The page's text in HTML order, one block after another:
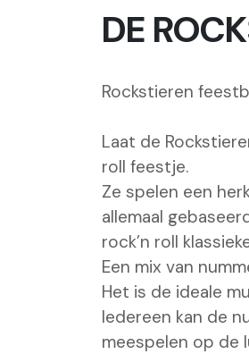
DE
Rockstieren
Laat de
roll feestje.
Ze spelen een
allemaal
rock’n roll
Een mix van
Het is de ideale
Iedereen kan de
meespelen op de